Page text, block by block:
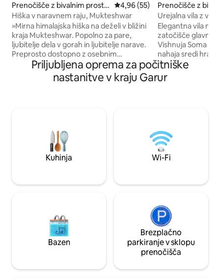
Prenočišče z bivalnim prosto
rom v mestu Sunder Khal
Povprečna ocena: 4,96 od 5,
4,96 (55)
Hiška v naravnem raju, Mukteshwar
»Mirna himalajska hiška na deželi v bližini
kraja Mukteshwar. Popolno za pare,
ljubitelje dela v gorah in ljubitelje narave.
Preprosto dostopno z osebnim
avtomobilom, na voljo je parkirišče za
največ 3 vozila. Nahaja se le 200 metrov
od lokalne tržnice, kjer lahko vsak dan
popolnoma opremljeni kuhinji. Mirno, a
blizu mesta Mukteshwar, templjev,
kavarn in sprehajalnih poti v naravi –
idealno za družine, pare, skupine in
Prenočišče z
rom v mestu
Urejalna vila z
razgledom
Elegantna vila na
zatočišče
Vishnuja Soma in
nahaja sredi
osupljiv razgled
Devi. To je
skrbnikom, ki je
steklena in
vrhove in doline.
enonadstropne
branje,
Priljubljena oprema za počitniške
nastanitve v kraju Garur
Kuhinja Wi-Fi
Bazen
Brezplačno
parkiranje v sklopu
prenočišča